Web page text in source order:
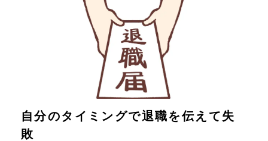
自分のタイミングで退職を伝えて失
敗